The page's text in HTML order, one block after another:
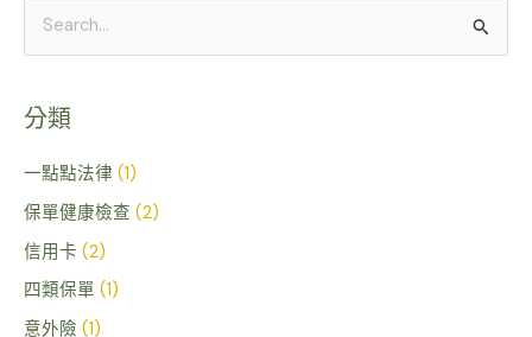
鍵
字
:
分類
一點點法律 (1)
保單健康檢查 (2)
信用卡 (2)
四類保單 (1)
意外險 (1)